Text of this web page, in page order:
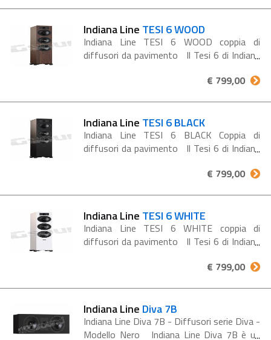
Indiana Line TESI 6 WOOD
Indiana Line TESI 6 WOOD coppia di
diffusori da pavimento Il Tesi 6 di Indiana
un'esperienza sonora di alta qualità a un
€ 799,00
Indiana Line TESI 6 BLACK
Indiana Line TESI 6 BLACK Coppia di
diffusori da pavimento Il Tesi 6 di Indiana
un'esperienza sonora di alta qualità a un
€ 799,00
Indiana Line TESI 6 WHITE
Indiana Line TESI 6 WHITE coppia di
diffusori da pavimento Il Tesi 6 di Indiana
un'esperienza sonora di alta qualità a un
€ 799,00
Indiana Line Diva 7B
Indiana Line Diva 7B - Diffusori serie Diva -
Modello Nero Indiana Line Diva 7B è un